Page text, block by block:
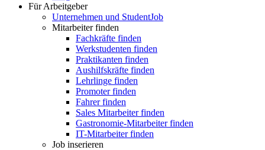
Für Arbeitgeber
Unternehmen und StudentJob
Mitarbeiter finden
Fachkräfte finden
Werkstudenten finden
Praktikanten finden
Aushilfskräfte finden
Lehrlinge finden
Promoter finden
Fahrer finden
Sales Mitarbeiter finden
Gastronomie-Mitarbeiter finden
IT-Mitarbeiter finden
Job inserieren